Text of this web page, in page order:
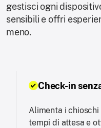
gestisci ogni
sensibili e offri
meno.
Check-in
Alimenta i
tempi di attesa e